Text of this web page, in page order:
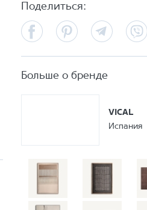
Поделиться:
Facebook Pinterest Telegram
Больше о бренде
VICAL
Испания